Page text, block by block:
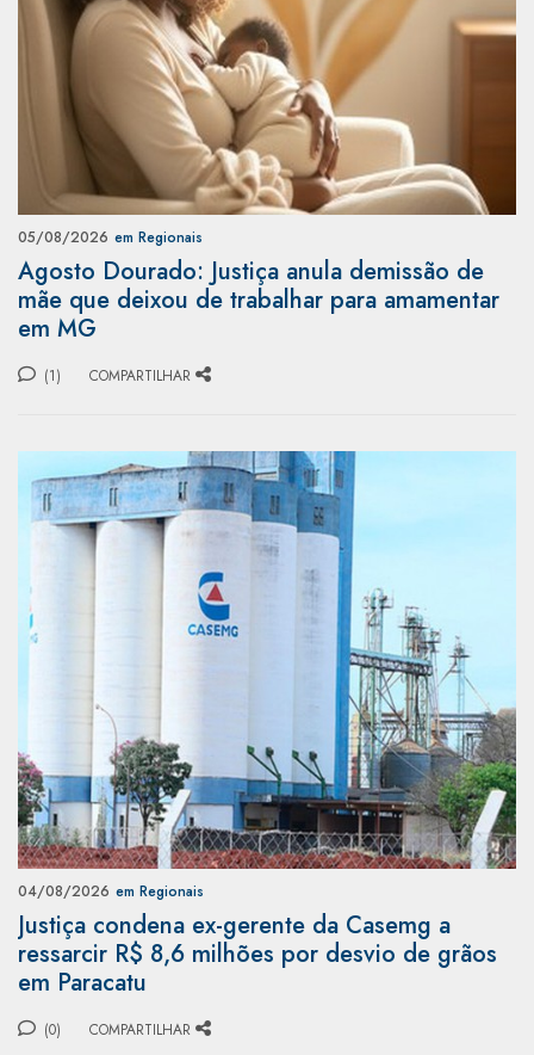
05/08/2026 em Regionais
Agosto Dourado: Justiça anula demissão de
mãe que deixou de trabalhar para amamentar
em MG
(1) COMPARTILHAR
04/08/2026 em Regionais
Justiça condena ex-gerente da Casemg a
ressarcir R$ 8,6 milhões por desvio de grãos
em Paracatu
(0) COMPARTILHAR